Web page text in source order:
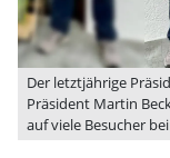
Der letztjährige
Präsident Martin
auf viele Besucher